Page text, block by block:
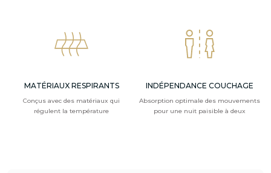
MATÉRIAUX RESPIRANTS
Conçus avec des matériaux qui
régulent la température
INDÉPENDANCE COUCHAGE
Absorption optimale des mouvements
pour une nuit paisible à deux